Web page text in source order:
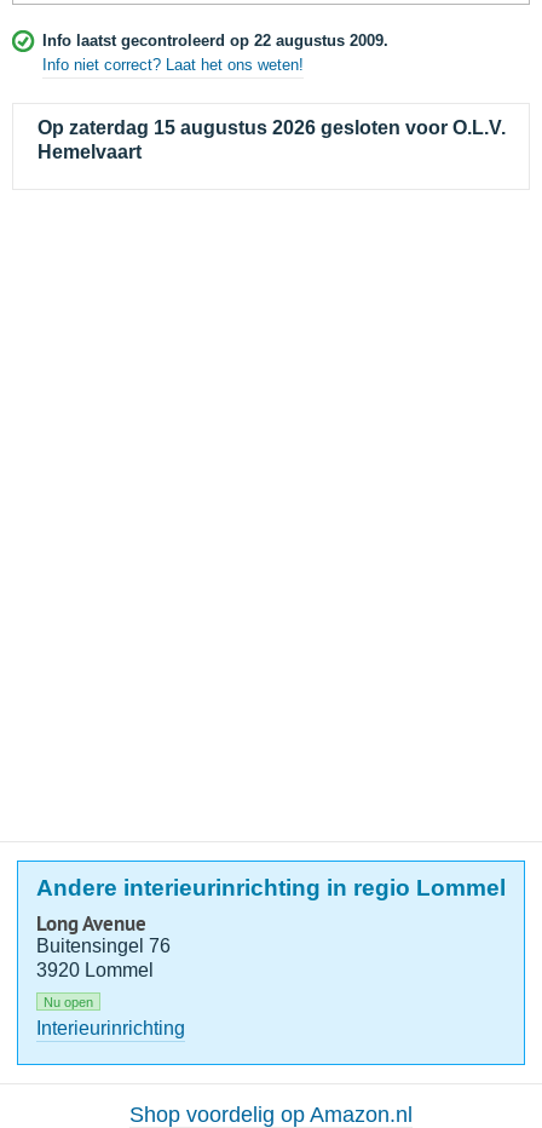
Info laatst gecontroleerd op 22 augustus 2009.
Info niet correct? Laat het ons weten!
Op zaterdag 15 augustus 2026 gesloten voor O.L.V.
Hemelvaart
Andere interieurinrichting in regio Lommel
Long Avenue
Buitensingel 76
3920 Lommel
Nu open
Interieurinrichting
Shop voordelig op Amazon.nl